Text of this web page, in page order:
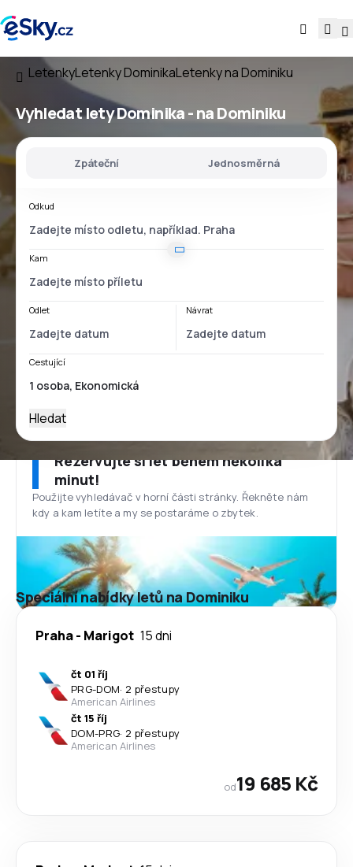
LetenkyLetenky DominikaLetenky na Dominiku
Vyhledat letyDominika - na Dominiku
Zpáteční Jednosměrná
Odkud
Kam
Odlet Návrat
Cestující
Hledat
Rezervujte si let během několika
minut!
Použijte vyhledávač v horní části stránky. Řekněte nám
kdy a kam letíte a my se postaráme o zbytek.
Speciální nabídky letů na Dominiku
Praha- Marigot 15 dni
čt 01 říj
PRG-DOM· 2 přestupy
American Airlines
čt 15 říj
DOM-PRG· 2 přestupy
American Airlines
od19 685 Kč